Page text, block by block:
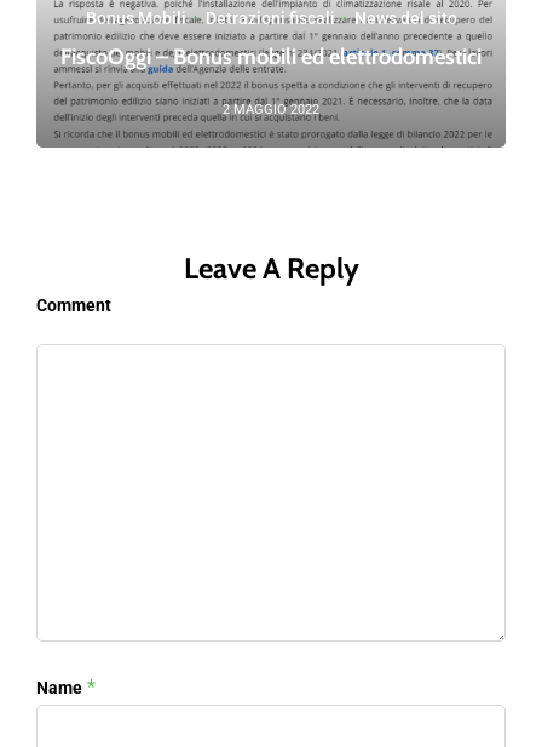
Bonus Mobili·Detrazioni fiscali·News del sito
FiscoOggi – Bonus mobili ed elettrodomestici
2 MAGGIO 2022
Leave A Reply
Comment
Name *